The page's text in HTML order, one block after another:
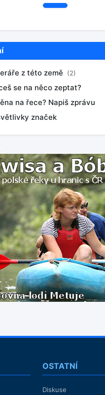
z této země (2)
se na něco zeptat?
na řece? Napiš zprávu
značek
OSTATNÍ
Diskuse